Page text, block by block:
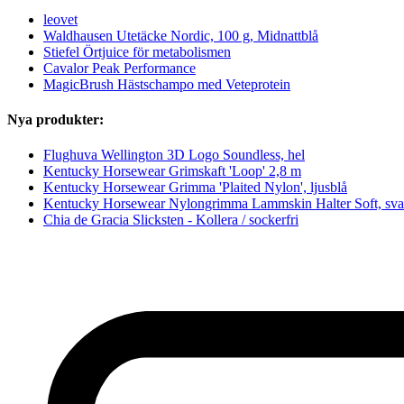
leovet
Waldhausen Utetäcke Nordic, 100 g, Midnattblå
Stiefel Örtjuice för metabolismen
Cavalor Peak Performance
MagicBrush Hästschampo med Veteprotein
Nya produkter:
Flughuva Wellington 3D Logo Soundless, hel
Kentucky Horsewear Grimskaft 'Loop' 2,8 m
Kentucky Horsewear Grimma 'Plaited Nylon', ljusblå
Kentucky Horsewear Nylongrimma Lammskin Halter Soft,
Chia de Gracia Slicksten - Kollera / sockerfri